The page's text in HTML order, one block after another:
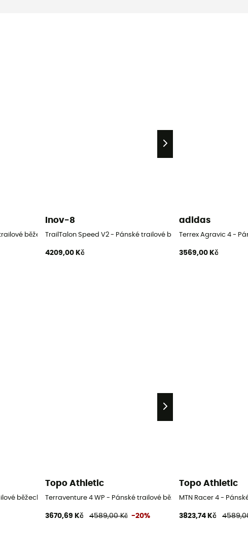
běžecké boty
Inov-8
TrailTalon Speed V2 - Pánské trailové běžecké boty
4209,00 Kč
adidas
Terrex Agravic 4 -
3569,00 Kč
běžecké boty
Topo Athletic
Terraventure 4 WP - Pánské trailové běžecké boty
3670,69 Kč 4589,00 Kč -20%
Topo Athletic
MTN Racer 4 -
3823,74 Kč